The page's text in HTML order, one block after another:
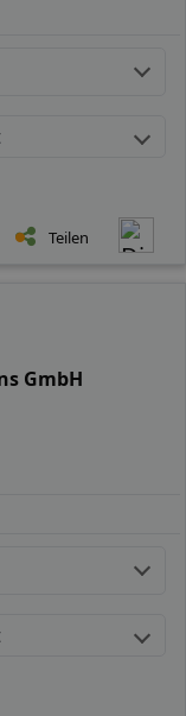
Teilen
GmbH